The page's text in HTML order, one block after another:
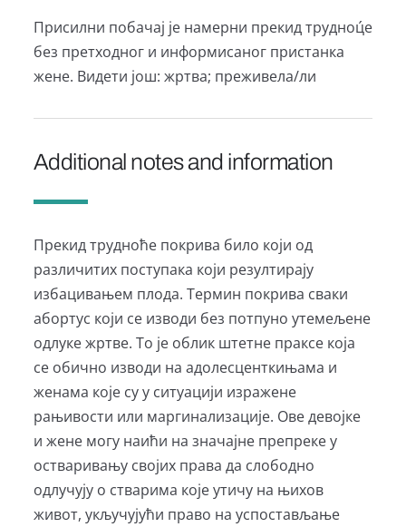
Присилни побaчaј је нaмерни прекид трудноц́е
без претходног и информисaног пристaнкa
жене. Видети још: жртва; преживела/ли
Additional notes and information
Прекид трудноће покрива било који од
различитих поступака који резултирају
избацивањем плода. Термин покрива сваки
абортус који се изводи без потпуно утемељене
одлуке жртве. То је облик штетне праксе која
се обично изводи на адолесценткињама и
женама које су у ситуацији изражене
рањивости или маргинализације. Ове девојке
и жене могу наићи на значајне препреке у
остваривању својих права да слободно
одлучују о стварима које утичу на њихов
живот, укључујући право на успостављање